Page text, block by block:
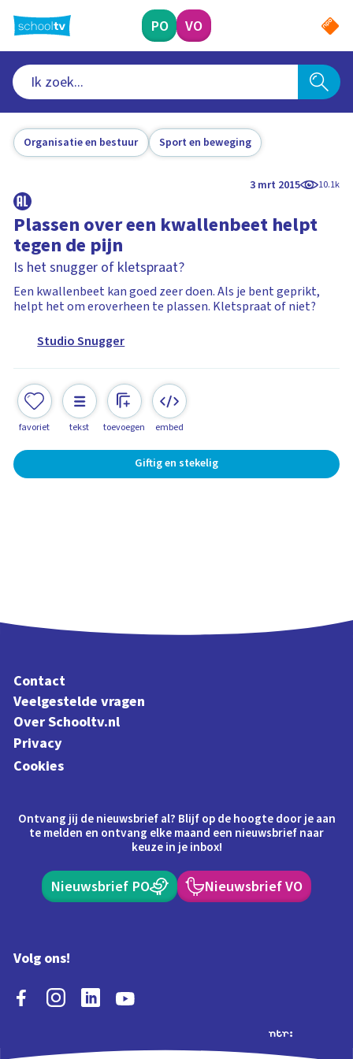
naar
hoofdinhoud
PO VO
Organisatie en bestuur Sport en beweging
3 mrt 2015 10.1k
Plassen over een kwallenbeet helpt
tegen de pijn
Is het snugger of kletspraat?
Een kwallenbeet kan goed zeer doen. Als je bent geprikt,
helpt het om eroverheen te plassen. Kletspraat of niet?
Studio Snugger
favoriet tekst toevoegen embed
Giftig en stekelig
Contact
Veelgestelde vragen
Over Schooltv.nl
Privacy
Cookies
Ontvang jij de nieuwsbrief al? Blijf op de hoogte door je aan
te melden en ontvang elke maand een nieuwsbrief naar
keuze in je inbox!
Nieuwsbrief PO Nieuwsbrief VO
Volg ons!